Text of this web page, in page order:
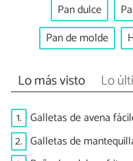
Pan dulce
Pan de molde
Lo más visto Lo
1. Galletas de avena
2. Galletas de